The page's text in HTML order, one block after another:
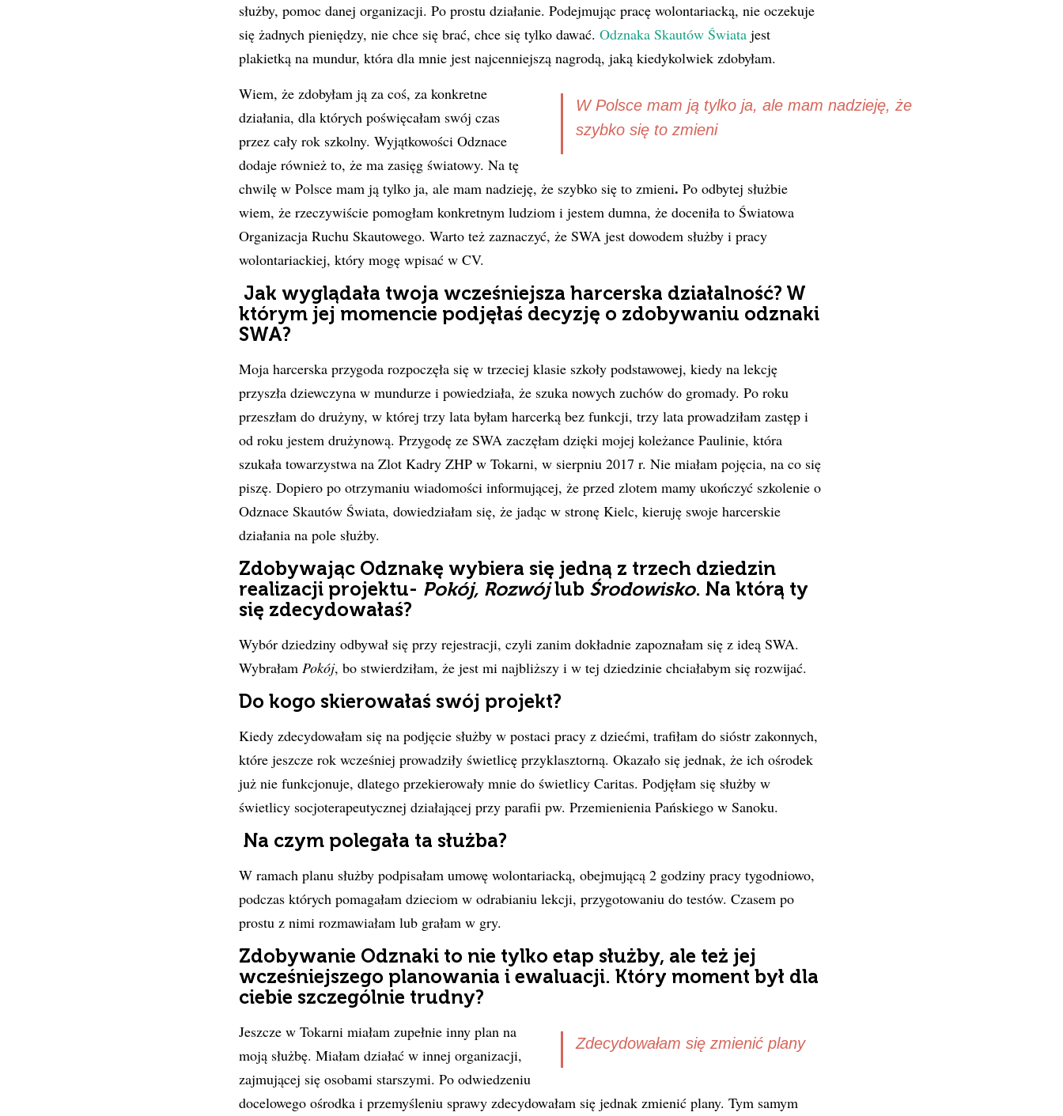
służby, pomoc danej organizacji. Po prostu działanie. Podejmując pracę wolontariacką, nie oczekuje
się żadnych pieniędzy, nie chce się brać, chce się tylko dawać. Odznaka Skautów Światajest
plakietką na mundur, która dla mnie jest najcenniejszą nagrodą, jaką kiedykolwiek zdobyłam.
W Polsce mam ją tylko ja, ale mam nadzieję, że
szybko się to zmieni
Wiem, że zdobyłam ją za coś, za konkretne
działania, dla których poświęcałam swój czas
przez cały rok szkolny. Wyjątkowości Odznace
dodaje również to, że ma zasięg światowy. Na tę
chwilę w Polsce mam ją tylko ja, ale mam nadzieję, że szybko się to zmieni. Po odbytej służbie
wiem, że rzeczywiście pomogłam konkretnym ludziom i jestem dumna, że doceniła to Światowa
Organizacja Ruchu Skautowego. Warto też zaznaczyć, że SWA jest dowodem służby i pracy
wolontariackiej, który mogę wpisać w CV.
Jak wyglądała twoja wcześniejsza harcerska działalność? W
którym jej momencie podjęłaś decyzję o zdobywaniu odznaki
SWA?
Moja harcerska przygoda rozpoczęła się w trzeciej klasie szkoły podstawowej, kiedy na lekcję
przyszła dziewczyna w mundurze i powiedziała, że szuka nowych zuchów do gromady. Po roku
przeszłam do drużyny, w której trzy lata byłam harcerką bez funkcji, trzy lata prowadziłam zastęp i
od roku jestem drużynową. Przygodę ze SWA zaczęłam dzięki mojej koleżance Paulinie, która
szukała towarzystwa na Zlot Kadry ZHP w Tokarni, w sierpniu 2017 r. Nie miałam pojęcia, na co się
piszę. Dopiero po otrzymaniu wiadomości informującej, że przed zlotem mamy ukończyć szkolenie o
Odznace Skautów Świata, dowiedziałam się, że jadąc w stronę Kielc, kieruję swoje harcerskie
działania na pole służby.
Zdobywając Odznakę wybiera się jedną z trzech dziedzin
realizacji projektu- Pokój, Rozwójlub Środowisko. Na którą ty
się zdecydowałaś?
Wybór dziedziny odbywał się przy rejestracji, czyli zanim dokładnie zapoznałam się z ideą SWA.
Wybrałam Pokój, bo stwierdziłam, że jest mi najbliższy i w tej dziedzinie chciałabym się rozwijać.
Do kogo skierowałaś swój projekt?
Kiedy zdecydowałam się na podjęcie służby w postaci pracy z dziećmi, trafiłam do sióstr zakonnych,
które jeszcze rok wcześniej prowadziły świetlicę przyklasztorną. Okazało się jednak, że ich ośrodek
już nie funkcjonuje, dlatego przekierowały mnie do świetlicy Caritas. Podjęłam się służby w
świetlicy socjoterapeutycznej działającej przy parafii pw. Przemienienia Pańskiego w Sanoku.
Na czym polegała ta służba?
W ramach planu służby podpisałam umowę wolontariacką, obejmującą 2 godziny pracy tygodniowo,
podczas których pomagałam dzieciom w odrabianiu lekcji, przygotowaniu do testów. Czasem po
prostu z nimi rozmawiałam lub grałam w gry.
Zdobywanie Odznaki to nie tylko etap służby, ale też jej
wcześniejszego planowania i ewaluacji. Który moment był dla
ciebie szczególnie trudny?
Zdecydowałam się zmienić plany
Jeszcze w Tokarni miałam zupełnie inny plan na
moją służbę. Miałam działać w innej organizacji,
zajmującej się osobami starszymi. Po odwiedzeniu
docelowego ośrodka i przemyśleniu sprawy zdecydowałam się jednak zmienić plany. Tym samym